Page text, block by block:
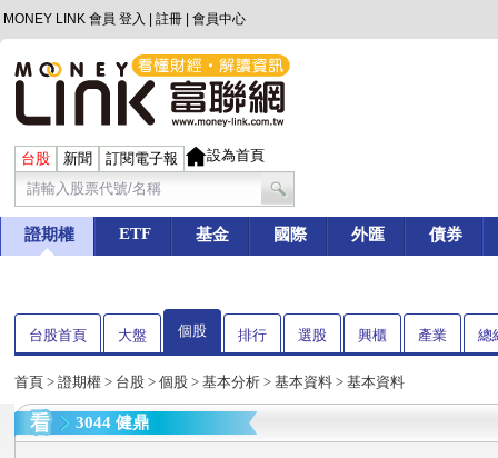
MONEY LINK 會員 登入 註冊 會員中心
台股 新聞 訂閱電子報 設為首頁
證期權 ETF 基金 國際 外匯 債券
台股首頁 大盤 個股 排行 選股 興櫃 產業 總
首頁 > 證期權 > 台股 > 個股 > 基本分析 > 基本資料 > 基本資料
3044 健鼎